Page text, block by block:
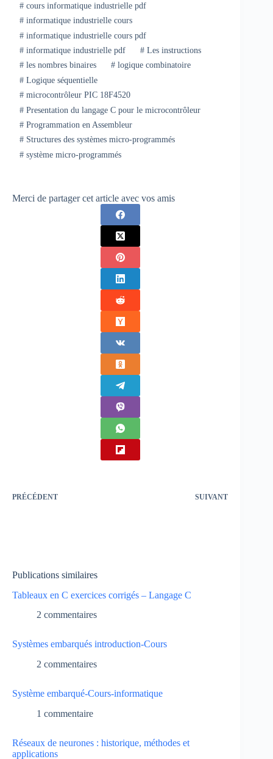
#cours informatique industrielle pdf
#informatique industrielle cours
#informatique industrielle cours pdf
#informatique industrielle pdf #Les instructions
#les nombres binaires #logique combinatoire
#Logique séquentielle
#microcontrôleur PIC 18F4520
#Presentation du langage C pour le microcontrôleur
#Programmation en Assembleur
#Structures des systèmes micro-programmés
#système micro-programmés
Merci de partager cet article avec vos amis
PRÉCÉDENT SUIVANT
Publications similaires
Tableaux en C exercices corrigés – Langage C
2 commentaires
Systèmes embarqués introduction-Cours
2 commentaires
Système embarqué-Cours-informatique
1 commentaire
Réseaux de neurones : historique, méthodes et
applications